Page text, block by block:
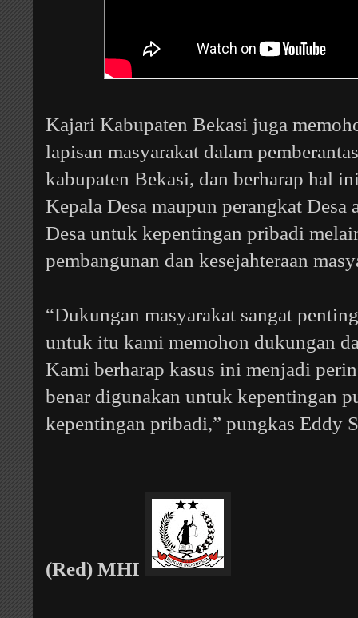
Kajari Kabupaten Bekasi juga
lapisan masyarakat dalam
kabupaten Bekasi, dan berharap hal
Kepala Desa maupun perangkat
Desa untuk kepentingan pribadi
pembangunan dan kesejahteraan
“Dukungan masyarakat sangat
untuk itu kami memohon dukungan
Kami berharap kasus ini menjadi
benar digunakan untuk kepentingan
kepentingan pribadi,” pungkas Eddy
(Red) MHI